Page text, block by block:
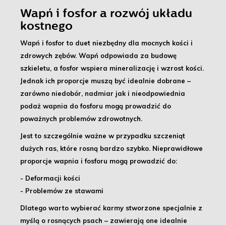
Wapń i fosfor a rozwój układu
kostnego
Wapń i fosfor to duet niezbędny dla mocnych kości i
zdrowych zębów. Wapń odpowiada za budowę
szkieletu, a fosfor wspiera mineralizację i wzrost kości.
Jednak ich proporcje muszą być idealnie dobrane –
zarówno niedobór, nadmiar jak i nieodpowiednia
podaż wapnia do fosforu mogą prowadzić do
poważnych problemów zdrowotnych.
Jest to szczególnie ważne w przypadku szczeniąt
dużych ras, które rosną bardzo szybko. Nieprawidłowe
proporcje wapnia i fosforu mogą prowadzić do:
- Deformacji kości
- Problemów ze stawami
Dlatego warto wybierać karmy stworzone specjalnie z
myślą o rosnących psach – zawierają one idealnie